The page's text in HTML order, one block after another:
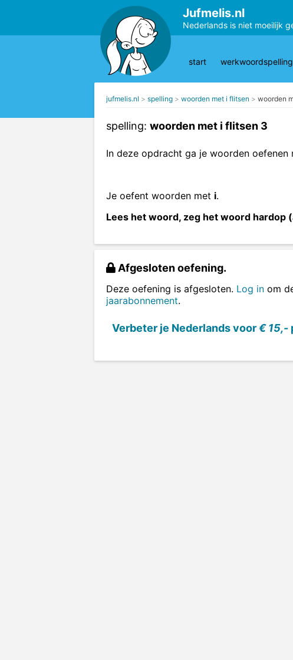
Jufmelis.nl
Nederlands is niet moeilijk
start werkwoordspelling
jufmelis.nl spelling woorden met i flitsen woorden
spelling: woorden met i flitsen 3
In deze opdracht ga je woorden oefenen
Je oefent woorden met i.
Lees het woord, zeg het woord hardop
Afgesloten oefening.
Deze oefening is afgesloten. Log in om
jaarabonnement.
Verbeter je Nederlands voor€ 15,-